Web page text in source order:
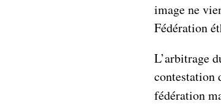
image ne
Fédération
L’arbitrage
contestation
fédération